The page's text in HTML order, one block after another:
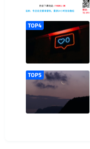
TOP4
TOP5